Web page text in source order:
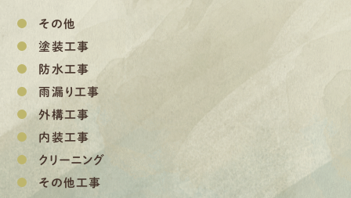
その他
塗装工事
防水工事
雨漏り工事
外構工事
内装工事
クリーニング
その他工事